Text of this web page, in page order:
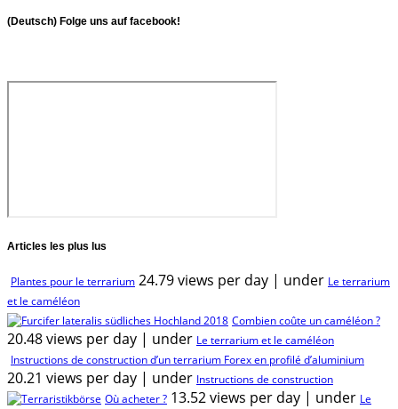
(Deutsch) Folge uns auf facebook!
Articles les plus lus
Plantes pour le terrarium 24.79 views per day | under Le terrarium
et le caméléon
Combien coûte un caméléon ?
20.48 views per day | under Le terrarium et le caméléon
Instructions de construction d’un terrarium Forex en profilé d’aluminium
20.21 views per day | under Instructions de construction
Où acheter ? 13.52 views per day | under Le